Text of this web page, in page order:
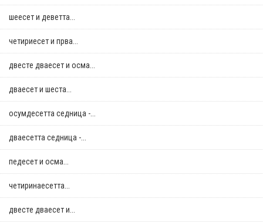
шеесет и деветта...
четириесет и прва...
двестe дваесет и осма...
дваесет и шеста...
осумдесетта седница -...
дваесетта седница -...
педесет и осма...
четиринаесетта...
двестe дваесет и...